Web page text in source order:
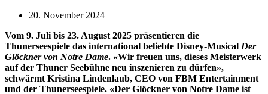
20. November 2024
Vom 9. Juli bis 23. August 2025 präsentieren die
Thunerseespiele das international beliebte Disney-Musical Der
Glöckner von Notre Dame. «Wir freuen uns, dieses Meisterwerk
auf der Thuner Seebühne neu inszenieren zu dürfen»,
schwärmt Kristina Lindenlaub, CEO von FBM Entertainment
und der Thunerseespiele. «Der Glöckner von Notre Dame ist